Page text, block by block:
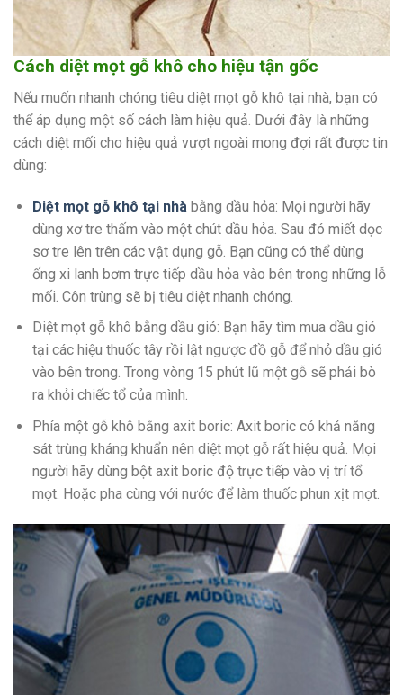
Cách diệt mọt gỗ khô cho hiệu tận gốc
Nếu muốn nhanh chóng tiêu diệt mọt gỗ khô tại nhà, bạn có
thể áp dụng một số cách làm hiệu quả. Dưới đây là những
cách diệt mối cho hiệu quả vượt ngoài mong đợi rất được tin
dùng:
Diệt mọt gỗ khô tại nhà bằng dầu hỏa: Mọi người hãy
dùng xơ tre thấm vào một chút dầu hỏa. Sau đó miết dọc
sơ tre lên trên các vật dụng gỗ. Bạn cũng có thể dùng
ống xi lanh bơm trực tiếp dầu hỏa vào bên trong những lỗ
mối. Côn trùng sẽ bị tiêu diệt nhanh chóng.
Diệt mọt gỗ khô bằng dầu gió: Bạn hãy tìm mua dầu gió
tại các hiệu thuốc tây rồi lật ngược đồ gỗ để nhỏ dầu gió
vào bên trong. Trong vòng 15 phút lũ một gỗ sẽ phải bò
ra khỏi chiếc tổ của mình.
Phía một gỗ khô bằng axit boric: Axit boric có khả năng
sát trùng kháng khuẩn nên diệt mọt gỗ rất hiệu quả. Mọi
người hãy dùng bột axit boric độ trực tiếp vào vị trí tổ
mọt. Hoặc pha cùng với nước để làm thuốc phun xịt mọt.